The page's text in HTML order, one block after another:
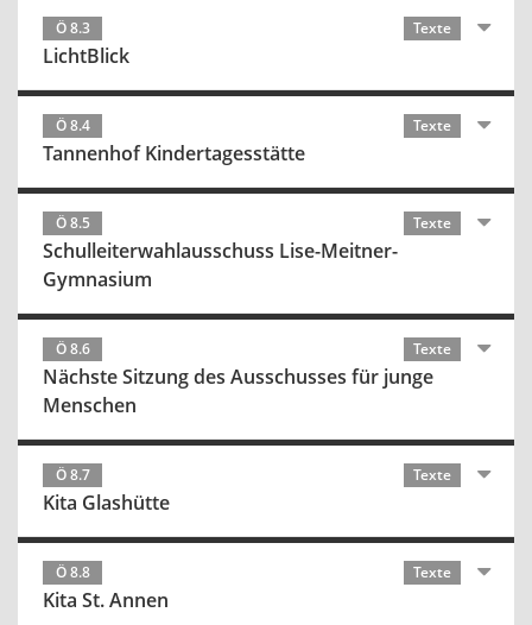
Ö 8.3 Texte
LichtBlick
Ö 8.4 Texte
Tannenhof Kindertagesstätte
Ö 8.5 Texte
Schulleiterwahlausschuss Lise-Meitner-
Gymnasium
Ö 8.6 Texte
Nächste Sitzung des Ausschusses für junge
Menschen
Ö 8.7 Texte
Kita Glashütte
Ö 8.8 Texte
Kita St. Annen